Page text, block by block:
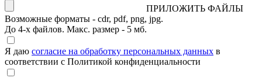
ПРИЛОЖИТЬ ФАЙЛЫ
Возможные форматы - cdr, pdf, png, jpg.
До 4-х файлов. Макс. размер - 5 мб.
Я даю согласие на обработку персональных данных в
соответствии с Политикой конфиденциальности